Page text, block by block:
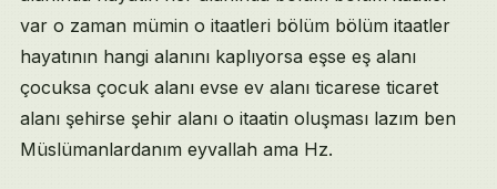
var o zaman mümin o itaatleri bölüm bölüm itaatler
hayatının hangi alanını kaplıyorsa eşse eş alanı
çocuksa çocuk alanı evse ev alanı ticarese ticaret
alanı şehirse şehir alanı o itaatin oluşması lazım ben
Müslümanlardanım eyvallah ama Hz.